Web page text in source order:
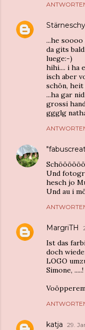
...he
da gits
luege:-)
hihi.... i ha
isch aber
schön,
...ha gar
grossi
ggglg
Und
hesch jo
Und au i
MargriTH
Ist das
doch
LOGO
Simone, .....!
katja 29.